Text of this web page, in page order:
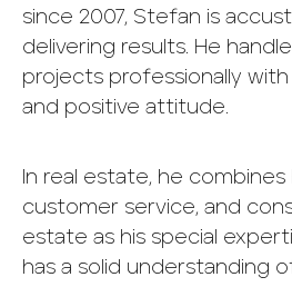
since 2007, Stefan is
delivering results. He
projects professionally
and positive attitude.
In real estate, he combines
customer service, and
estate as his special
has a solid understanding